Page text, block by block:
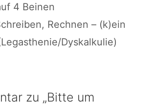
4 Beinen
Rechnen – (k)ein
Dyskalkulie)
zu „Bitte um